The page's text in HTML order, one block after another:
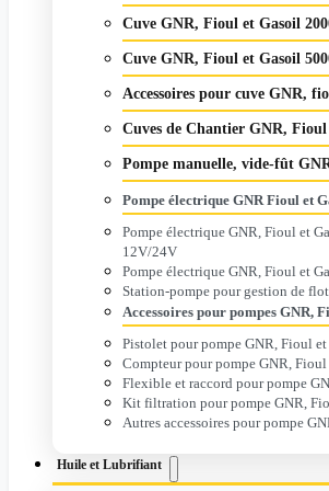
Cuve GNR, Fioul et Gasoil
Cuve GNR, Fioul et Gasoil
Accessoires pour cuve GNR,
Cuves de Chantier GNR,
Pompe manuelle, vide-fût
Pompe électrique GNR Fioul et
Pompe électrique GNR, Fioul et
12V/24V
Pompe électrique GNR, Fioul et
Station-pompe pour gestion de
Accessoires pour pompes GNR,
Pistolet pour pompe GNR, Fioul et
Compteur pour pompe GNR, Fioul
Flexible et raccord pour pompe
Kit filtration pour pompe GNR,
Autres accessoires pour pompe
Huile et Lubrifiant